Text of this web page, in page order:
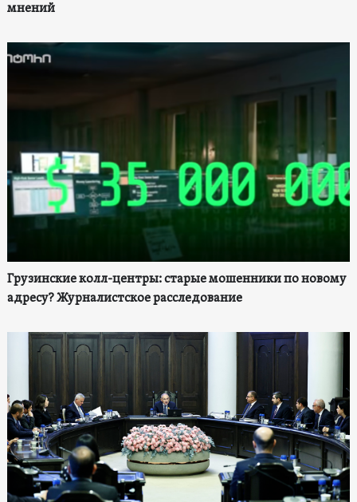
мнений
Грузинские колл-центры: старые мошенники по новому
адресу? Журналистское расследование